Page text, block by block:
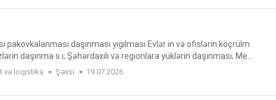
daşınması yıgılması Evlər in və ofislərin köçrülm
daşınma s ı; Şəhərdaxili və regionlara yüklərin daşınması; Meb
tərəfindən s ök ülü b-yığılması; Maşınlar, Peşakar m...
və loqistika Şəxsi 19.07.2026